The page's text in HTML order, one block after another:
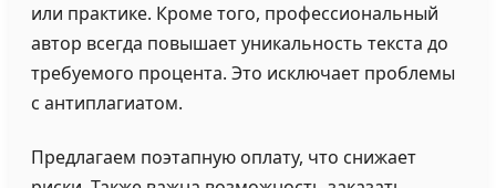
или практике. Кроме того, профессиональный
автор всегда повышает уникальность текста до
требуемого процента. Это исключает проблемы
с антиплагиатом.
Предлагаем поэтапную оплату, что снижает